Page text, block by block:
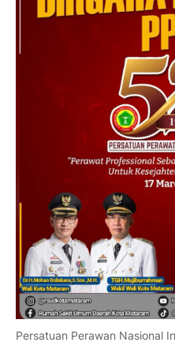
Persatuan Perawan Nasional